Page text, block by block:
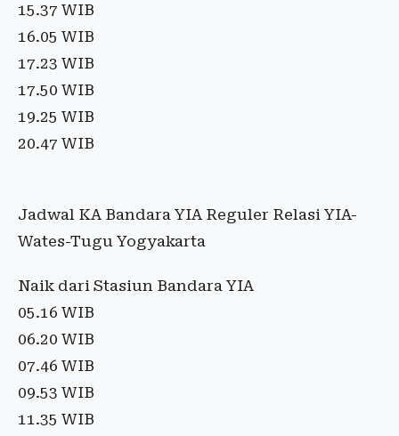
15.37 WIB
16.05 WIB
17.23 WIB
17.50 WIB
19.25 WIB
20.47 WIB
Jadwal KA Bandara YIA Reguler Relasi YIA-
Wates-Tugu Yogyakarta
Naik dari Stasiun Bandara YIA
05.16 WIB
06.20 WIB
07.46 WIB
09.53 WIB
11.35 WIB